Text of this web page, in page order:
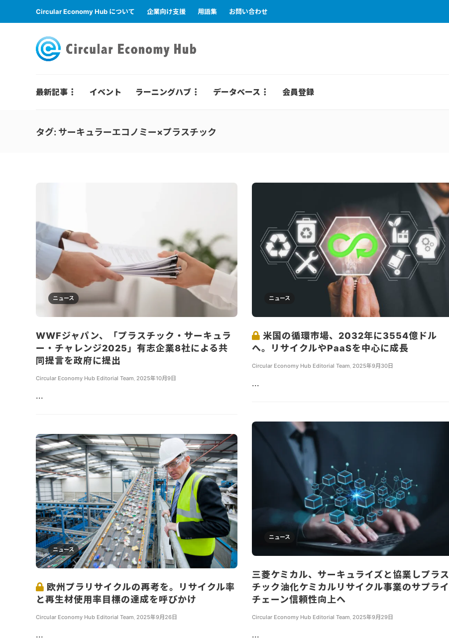
Circular Economy Hub について 企業向け支援 用語集 お問い合わせ
最新記事 イベント ラーニングハブ データベース 会員登録
タグ: サーキュラーエコノミー×プラスチック
ニュース
WWFジャパン、「プラスチック・サーキュラ
ー・チャレンジ2025」有志企業8社による共
同提言を政府に提出
Circular Economy Hub Editorial Team 2025年10月9日
...
ニュース
米国の循環市場、2032年に3554億ドル
へ。リサイクルやPaaSを中心に成長
Circular Economy Hub Editorial Team 2025年9月30日
...
ニュース
三菱ケミカル、サーキュライズと協業しプラス
チック油化ケミカルリサイクル事業のサプライ
チェーン信頼性向上へ
Circular Economy Hub Editorial Team 2025年9月29日
...
ニュース
欧州プラリサイクルの再考を。リサイクル率
と再生材使用率目標の達成を呼びかけ
Circular Economy Hub Editorial Team 2025年9月26日
...